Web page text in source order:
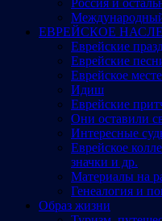
ЕВРЕЙСКОЕ
Еврейские
Еврейские
Еврейское
Идиш
Еврейские
Они оставили
Интересные
Еврейское
значки и др.
Материалы на
Генеалогия и
Образ жизни